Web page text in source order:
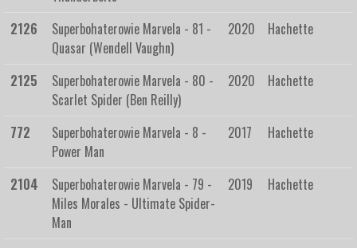
2126
Superbohaterowie Marvela - 81 -
Quasar (Wendell Vaughn)
2020 Hachette
2125
Superbohaterowie Marvela - 80 -
Scarlet Spider (Ben Reilly)
2020 Hachette
772
Superbohaterowie Marvela - 8 -
Power Man
2017 Hachette
2104
Superbohaterowie Marvela - 79 -
Miles Morales - Ultimate Spider-
Man
2019 Hachette